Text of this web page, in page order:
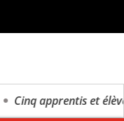
Cinq apprentis et